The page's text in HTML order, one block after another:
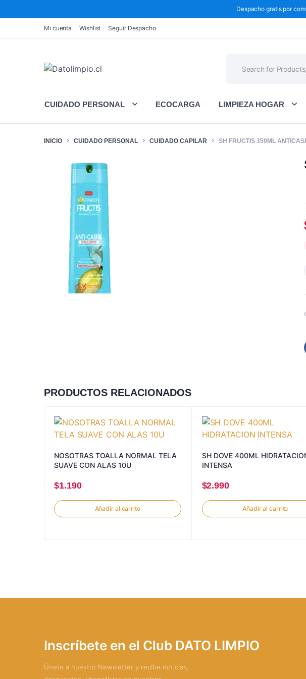
Despacho gratis por
Mi cuenta Wishlist Seguir Despacho
CUIDADO PERSONAL ECOCARGA LIMPIEZA HOGAR
INICIO CUIDADO PERSONAL CUIDADO CAPILAR SH FRUCTIS 350ML
PRODUCTOS RELACIONADOS
NOSOTRAS TOALLA NORMAL TELA
SUAVE CON ALAS 10U
$1.190
Añadir al carrito
SH DOVE 400ML
INTENSA
$2.990
Añadir al carrito
Inscríbete en el Club DATO LIMPIO
Únete a nuestro Newsletter y recibe noticias,